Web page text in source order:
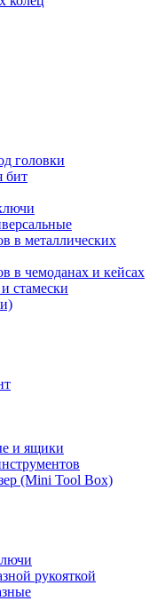
головки
бит
в металлических
в чемоданах и кейсах
стамески
и ящики
(Mini Tool Box)
рукояткой